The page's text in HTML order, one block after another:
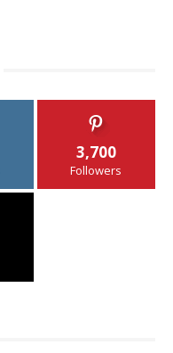
3,700
Followers